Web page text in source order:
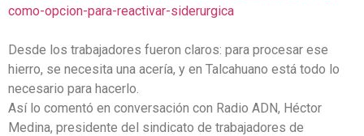
como-opcion-para-reactivar-siderurgica
Desde los trabajadores fueron claros: para procesar ese
hierro, se necesita una acería, y en Talcahuano está todo lo
necesario para hacerlo.
Así lo comentó en conversación con Radio ADN, Héctor
Medina, presidente del sindicato de trabajadores de